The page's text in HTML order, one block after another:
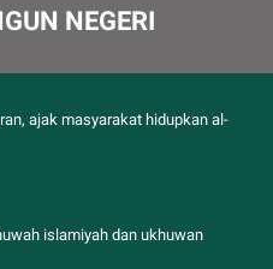
NEGERI
ajak masyarakat hidupkan al-
islamiyah dan ukhuwan